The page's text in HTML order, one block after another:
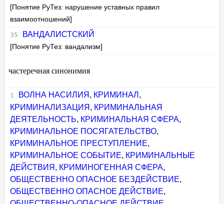
[Понятие РуТез: нарушение уставных правил
взаимоотношений]
ВАНДАЛИСТСКИЙ
[Понятие РуТез: вандализм]
частеречная синонимия
ВОЛНА НАСИЛИЯ , КРИМИНАЛ ,
КРИМИНАЛИЗАЦИЯ , КРИМИНАЛЬНАЯ
ДЕЯТЕЛЬНОСТЬ, КРИМИНАЛЬНАЯ СФЕРА,
КРИМИНАЛЬНОЕ ПОСЯГАТЕЛЬСТВО,
КРИМИНАЛЬНОЕ ПРЕСТУПЛЕНИЕ,
КРИМИНАЛЬНОЕ СОБЫТИЕ, КРИМИНАЛЬНЫЕ
ДЕЙСТВИЯ , КРИМИНОГЕННАЯ СФЕРА,
ОБЩЕСТВЕННО ОПАСНОЕ БЕЗДЕЙСТВИЕ,
ОБЩЕСТВЕННО ОПАСНОЕ ДЕЙСТВИЕ,